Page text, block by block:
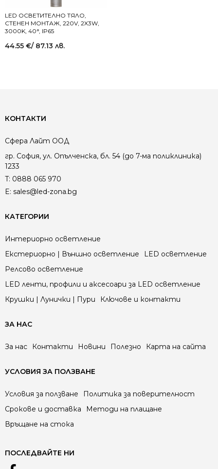
LED ОСВЕТИТЕЛНО ТЯЛО,
СТЕНЕН МОНТАЖ, 220V, 2X3W,
3000K, 40°, IP65
44.55 €/ 87.13 лв.
КОНТАКТИ
Сфера Лайт ООД
гр. София, ул. Опълченска, бл. 54 (до 7-ма поликлиника)
1233
T: 0888 065 970
E: sales@led-zona.bg
КАТЕГОРИИ
Интериорно осветление
Екстериорно | Външно осветление
LED осветление
Релсово осветление
LED ленти, профили и аксесоари за LED осветление
Крушки | Лунички | Пури
Ключове и контакти
ЗА НАС
За нас Контакти Новини Полезно Карта на сайта
УСЛОВИЯ ЗА ПОЛЗВАНЕ
Условия за ползване
Политика за поверителност
Срокове и доставка
Методи на плащане
Връщане на стока
ПОСЛЕДВАЙТЕ НИ